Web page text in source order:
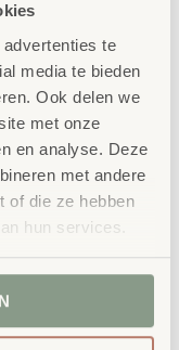
te
media te bieden
Ook delen we
met onze
en analyse. Deze
met andere
of die ze hebben
hun services.
– rechthoek